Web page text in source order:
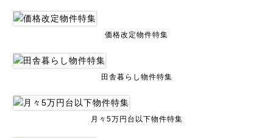
価格改定物件特集
田舎暮らし物件特集
月々5万円台以下物件特集